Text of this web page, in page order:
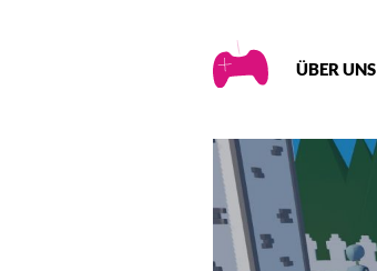
Creative
Gaming
ÜBER UNS